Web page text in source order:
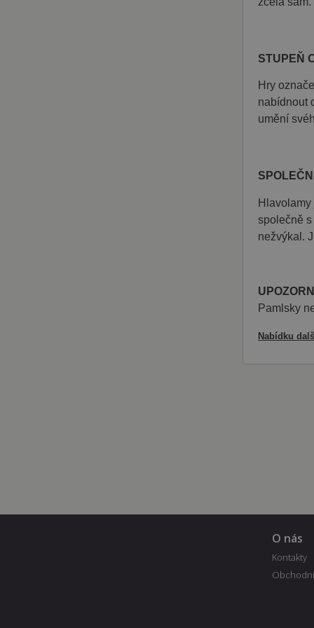
STUPEŇ
Hry
nabídnout
umění
společně
nežvýkal.
Pamlsky
Nabídku
O nás
Kontakty